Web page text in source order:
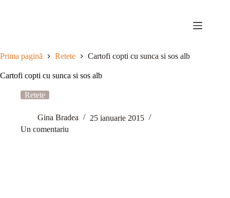
Prima pagină Retete Cartofi copti cu sunca si sos alb
Cartofi copti cu sunca si sos alb
Retete
Gina Bradea
25 ianuarie 2015
Un comentariu